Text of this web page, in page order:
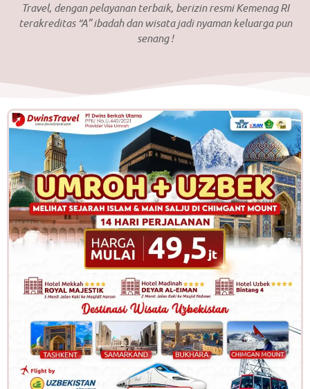
Travel, dengan pelayanan terbaik, berizin resmi Kemenag RI
terakreditas “A” ibadah dan wisata jadi nyaman keluarga pun
senang !